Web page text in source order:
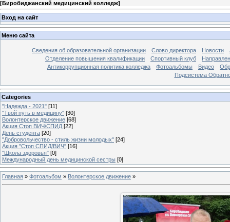
[Биробиджанский медицинский колледж]
Вход на сайт
Меню сайта
Сведения об образовательной организации Слово директора Новости
Отделение повышения квалификации
Спортивный клуб
Антикоррупционная политика колледжа
Фотоальбомы Видео
Подсистема
Categories
"Надежда - 2021" [11]
"Твой путь в медицину" [30]
Волонтерское движение [68]
Акция Стоп ВИЧ/СПИД [22]
День студента [20]
"Добровольчество - стиль жизни молодых" [24]
Акция "Стоп СПИД/ВИЧ" [16]
"Школа здоровья" [0]
Международный день медицинской сестры [0]
Главная » Фотоальбом » Волонтерское движение »